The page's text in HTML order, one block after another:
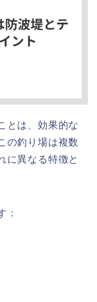
とは、効果的な
の釣り場は複数
に異なる特徴と
：